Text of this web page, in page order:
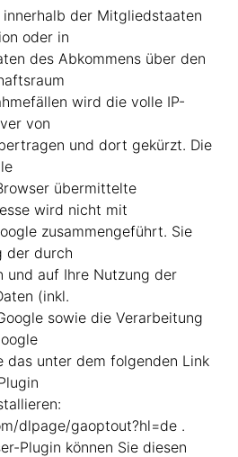
der Mitgliedstaaten
oder in
des Abkommens über den
wird die volle IP-
von
und dort gekürzt. Die
übermittelte
wird nicht mit
zusammengeführt. Sie
der durch
und auf Ihre Nutzung der
(inkl.
sowie die Verarbeitung
das unter dem folgenden Link
dlpage/gaoptout?hl=de .
Plugin können Sie diesen